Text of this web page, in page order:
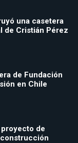
una casetera
de Cristián Pérez
de Fundación
en Chile
proyecto de